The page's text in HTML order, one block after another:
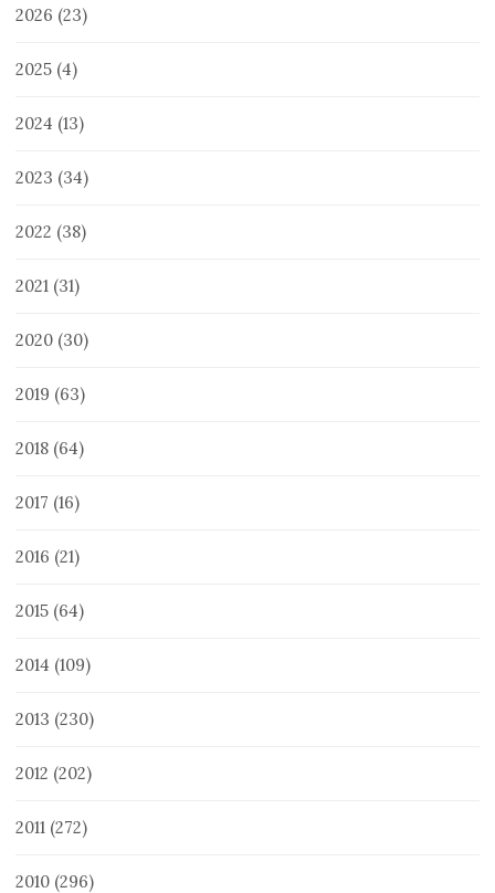
2026 (23)
2025 (4)
2024 (13)
2023 (34)
2022 (38)
2021 (31)
2020 (30)
2019 (63)
2018 (64)
2017 (16)
2016 (21)
2015 (64)
2014 (109)
2013 (230)
2012 (202)
2011 (272)
2010 (296)